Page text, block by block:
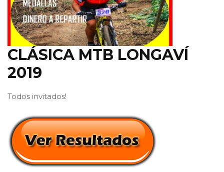
CLÁSICA MTB LONGAVÍ
2019
Todos invitados!